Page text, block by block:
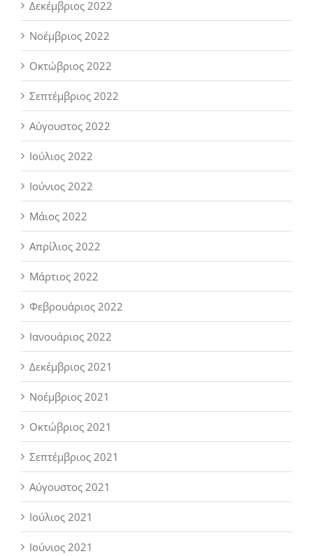
Δεκέμβριος 2022
Νοέμβριος 2022
Οκτώβριος 2022
Σεπτέμβριος 2022
Αύγουστος 2022
Ιούλιος 2022
Ιούνιος 2022
Μάιος 2022
Απρίλιος 2022
Μάρτιος 2022
Φεβρουάριος 2022
Ιανουάριος 2022
Δεκέμβριος 2021
Νοέμβριος 2021
Οκτώβριος 2021
Σεπτέμβριος 2021
Αύγουστος 2021
Ιούλιος 2021
Ιούνιος 2021